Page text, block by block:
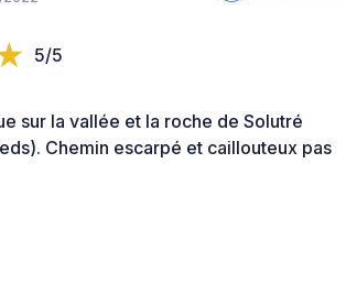
5/5
sur la vallée et la roche de Solutré
Chemin escarpé et caillouteux pas